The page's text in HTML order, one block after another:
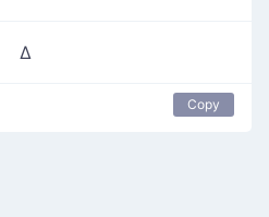
∆
Copy